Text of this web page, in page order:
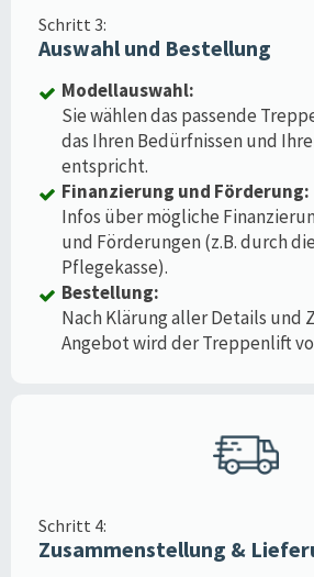
Schritt 3:
Auswahl und Bestellung
Modellauswahl:
Sie wählen das passende
das Ihren Bedürfnissen und
entspricht.
Finanzierung und Förderung:
Infos über mögliche
und Förderungen (z.B. durch
Pflegekasse).
Bestellung:
Nach Klärung aller Details und
Angebot wird der Treppenlift
Schritt 4:
Zusammenstellung &